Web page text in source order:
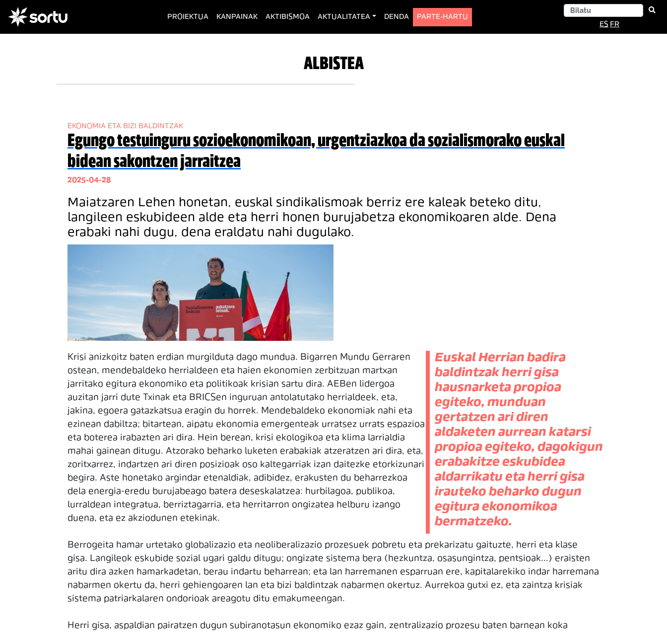
PROIEKTUA (current)
KANPAINAK AKTIBISMOA AKTUALITATEA DENDA
PARTE-HARTU
ES FR
ALBISTEA
EKONOMIA ETA BIZI BALDINTZAK
Egungo testuinguru sozioekonomikoan, urgentziazkoa da sozialismorako euskal
bidean sakontzen jarraitzea
2025-04-28
Maiatzaren Lehen honetan, euskal sindikalismoak berriz ere kaleak beteko ditu,
langileen eskubideen alde eta herri honen burujabetza ekonomikoaren alde. Dena
erabaki nahi dugu, dena eraldatu nahi dugulako.
Euskal Herrian badira
baldintzak herri gisa
hausnarketa propioa
egiteko, munduan
gertatzen ari diren
aldaketen aurrean katarsi
propioa egiteko, dagokigun
erabakitze eskubidea
aldarrikatu eta herri gisa
irauteko beharko dugun
egitura ekonomikoa
bermatzeko.
Krisi anizkoitz baten erdian murgilduta dago mundua. Bigarren Mundu Gerraren
ostean, mendebaldeko herrialdeen eta haien ekonomien zerbitzuan martxan
jarritako egitura ekonomiko eta politikoak krisian sartu dira. AEBen lidergoa
auzitan jarri dute Txinak eta BRICSen inguruan antolatutako herrialdeek, eta,
jakina, egoera gatazkatsua eragin du horrek. Mendebaldeko ekonomiak nahi eta
ezinean dabiltza; bitartean, aipatu ekonomia emergenteak urratsez urrats espazioa
eta boterea irabazten ari dira. Hein berean, krisi ekologikoa eta klima larrialdia
mahai gainean ditugu. Atzorako beharko luketen erabakiak atzeratzen ari dira, eta,
zoritxarrez, indartzen ari diren posizioak oso kaltegarriak izan daitezke etorkizunari
begira. Aste honetako argindar etenaldiak, adibidez, erakusten du beharrezkoa
dela energia-eredu burujabeago batera deseskalatzea: hurbilagoa, publikoa,
lurraldean integratua, berriztagarria, eta herritarron ongizatea helburu izango
duena, eta ez akziodunen etekinak.
Berrogeita hamar urtetako globalizazio eta neoliberalizazio prozesuek pobretu eta prekarizatu gaituzte, herri eta klase
gisa. Langileok eskubide sozial ugari galdu ditugu; ongizate sistema bera (hezkuntza, osasungintza, pentsioak...) eraisten
aritu dira azken hamarkadetan, berau indartu beharrean; eta lan harremanen esparruan ere, kapitalarekiko indar harremana
nabarmen okertu da, herri gehiengoaren lan eta bizi baldintzak nabarmen okertuz. Aurrekoa gutxi ez, eta zaintza krisiak
sistema patriarkalaren ondorioak areagotu ditu emakumeengan.
Herri gisa, aspaldian pairatzen dugun subiranotasun ekonomiko ezaz gain, zentralizazio prozesu baten barnean koka